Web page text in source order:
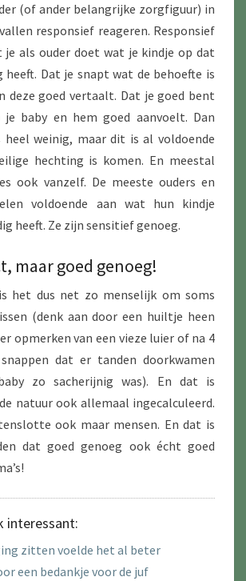
(of ander belangrijke zorgfiguur) in
responsief reageren. Responsief
je als ouder doet wat je kindje op dat
Dat je snapt wat de behoefte is
deze goed vertaalt. Dat je goed bent
baby en hem goed aanvoelt. Dan
weinig, maar dit is al voldoende
hechting is komen. En meestal
ook vanzelf. De meeste ouders en
voldoende aan wat hun kindje
heeft. Ze zijn sensitief genoeg.
maar goed genoeg!
het dus net zo menselijk om soms
(denk aan door een huiltje heen
opmerken van een vieze luier of na 4
dat er tanden doorkwamen
zo sacherijnig was). En dat is
natuur ook allemaal ingecalculeerd.
ook maar mensen. En dat is
dat goed genoeg ook écht goed
interessant:
zitten voelde het al beter
een bedankje voor de juf